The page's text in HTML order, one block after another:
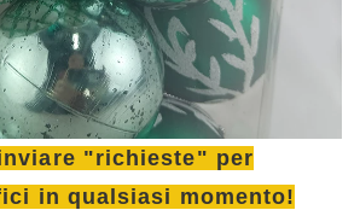
"richieste" per
in qualsiasi momento!